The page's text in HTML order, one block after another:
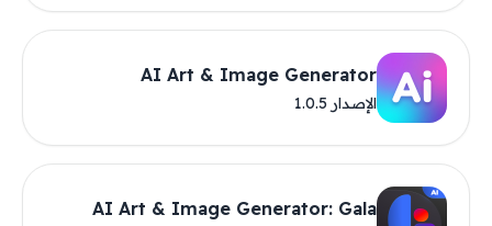
AI Art & Image Generator
الإصدار 1.0.5
AI Art & Image Generator: Gala